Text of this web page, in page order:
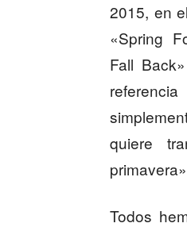
2015, en
«Spring
Fall
quiere
Todos